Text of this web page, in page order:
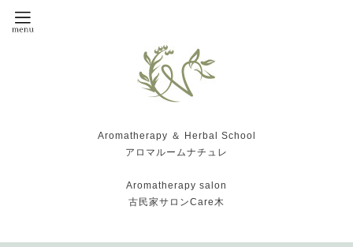
Aromatherapy ＆ Herbal School
アロマルームナチュレ
Aromatherapy salon
古民家サロンCare木